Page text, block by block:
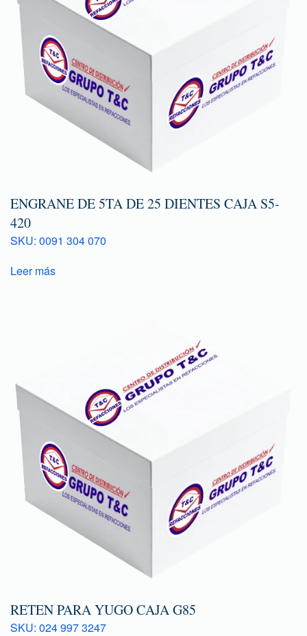
ENGRANE DE 5TA DE 25 DIENTES CAJA S5-
420
SKU: 0091 304 070
Leer más
RETEN PARA YUGO CAJA G85
SKU: 024 997 3247